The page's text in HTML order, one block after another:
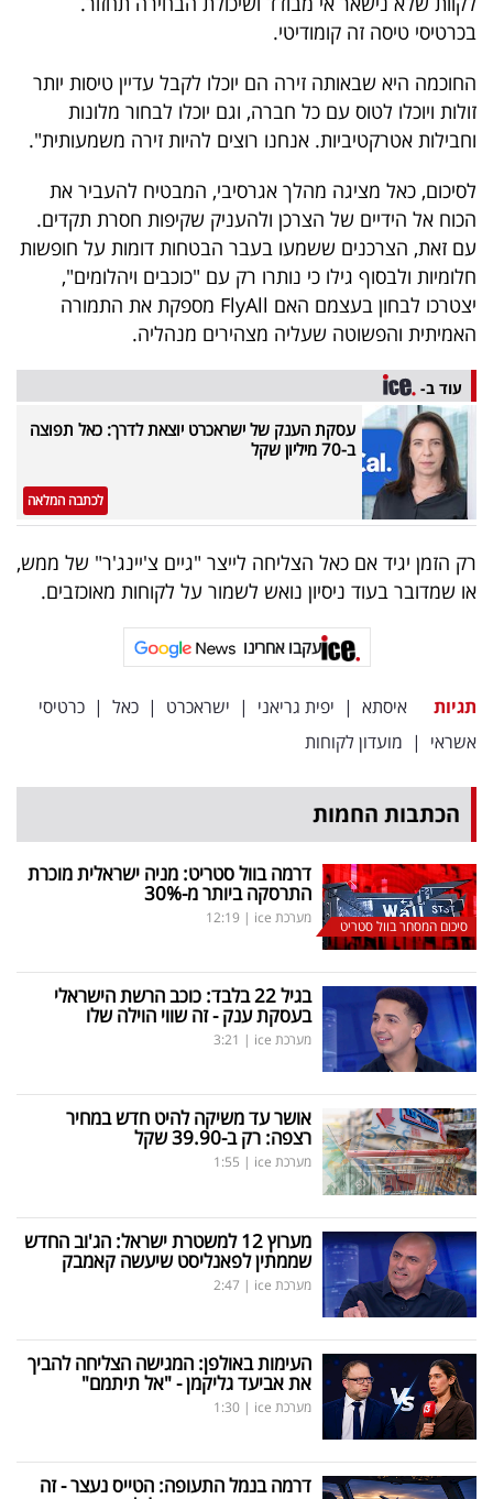
בכרטיסי טיסה זה קומודיטי.
החוכמה היא שבאותה זירה הם יוכלו לקבל עדיין טיסות יותר
זולות ויוכלו לטוס עם כל חברה, וגם יוכלו לבחור מלונות
וחבילות אטרקטיביות. אנחנו רוצים להיות זירה משמעותית".
לסיכום, כאל מציגה מהלך אגרסיבי, המבטיח להעביר את
הכוח אל הידיים של הצרכן ולהעניק שקיפות חסרת תקדים.
עם זאת, הצרכנים ששמעו בעבר הבטחות דומות על חופשות
חלומיות ולבסוף גילו כי נותרו רק עם "כוכבים ויהלומים",
יצטרכו לבחון בעצמם האם FlyAll מספקת את התמורה
האמיתית והפשוטה שעליה מצהירים מנהליה.
עוד ב-
עסקת הענק של ישראכרט יוצאת לדרך: כאל תפוצה
ב-70 מיליון שקל
לכתבה המלאה
רק הזמן יגיד אם כאל הצליחה לייצר "גיים צ'יינג'ר" של ממש,
או שמדובר בעוד ניסיון נואש לשמור על לקוחות מאוכזבים.
עקבו אחרינו
תגיות איסתא | יפית גריאני | ישראכרט | כאל | כרטיסי
אשראי | מועדון לקוחות
הכתבות החמות
סיכום המסחר בוול סטריט
דרמה בוול סטריט: מניה ישראלית מוכרת
התרסקה ביותר מ-30%
מערכת ice |
12:19
בגיל 22 בלבד: כוכב הרשת הישראלי
בעסקת ענק - זה שווי הוילה שלו
מערכת ice |
3:21
אושר עד משיקה להיט חדש במחיר
רצפה: רק ב-39.90 שקל
מערכת ice |
1:55
מערוץ 12 למשטרת ישראל: הג'וב החדש
שממתין לפאנליסט שיעשה קאמבק
מערכת ice |
2:47
העימות באולפן: המגישה הצליחה להביך
את אביעד גליקמן - "אל תיתמם"
מערכת ice |
1:30
דרמה בנמל התעופה: הטייס נעצר - זה